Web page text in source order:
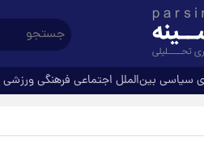
سیاسی بین‌الملل اجتماعی فرهنگیورزشی